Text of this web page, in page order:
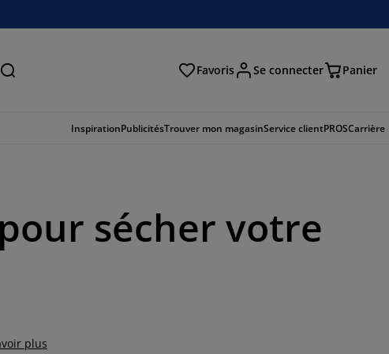
Chercher Favoris Se connecter Panier
InspirationPublicitésTrouver mon magasinService clientPROSCarrière
sécher votre
plus